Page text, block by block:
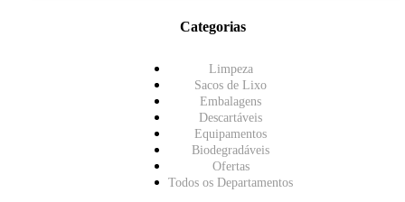
Categorias
Limpeza
Sacos de Lixo
Embalagens
Descartáveis
Equipamentos
Biodegradáveis
Ofertas
Todos os Departamentos